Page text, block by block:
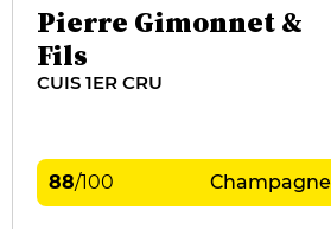
Pierre Gimonnet &
Fils
CUIS 1ER CRU
88/100 Champagne